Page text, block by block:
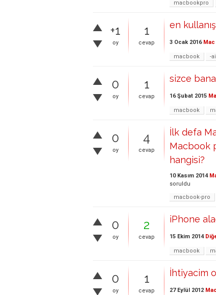
macbookpro
+1
oy
1
cevap
en
3 Ocak 2016
macbook -
0
oy
1
cevap
sizce
16 Şubat 2015
macbook
0
oy
4
cevap
İlk defa
Macbook
hangisi?
10 Kasım 2014
soruldu
macbook-pro
0
oy
2
cevap
iPhone
15 Ekim 2014
macbook
0
oy
1
cevap
İhtiyacim
27 Eylül 2012